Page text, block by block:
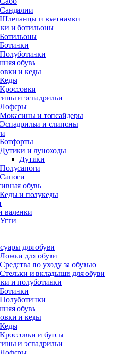
Сандалии
Шлепанцы и вьетнамки
и ботильоны
Ботильоны
Ботинки
Полуботинки
обувь
и кеды
Кеды
Кроссовки
и эспадрильи
Лоферы
Мокасины и топсайдеры
Эспадрильи и слипоны
Ботфорты
Дутики и луноходы
Дутики
Полусапоги
Сапоги
обувь
Кеды и полукеды
валенки
Угги
для обуви
Ложки для обуви
Средства по уходу за обувью
Стельки и вкладыши для обуви
и полуботинки
Ботинки
Полуботинки
обувь
и кеды
Кеды
Кроссовки и бутсы
и эспадрильи
Лоферы